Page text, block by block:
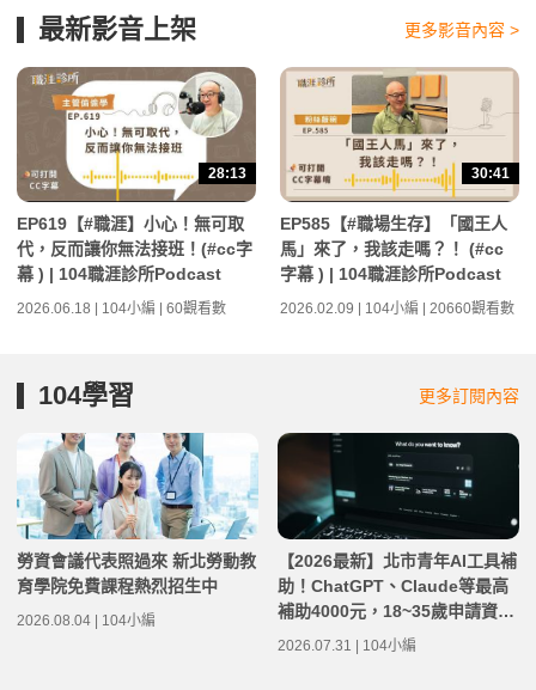
最新影音上架 更多影音內容 >
28:13
EP619【#職涯】小心！無可取
代，反而讓你無法接班！(#cc字
幕 ) | 104職涯診所Podcast
2026.06.18 | 104小編 | 60觀看數
30:41
EP585【#職場生存】「國王人
馬」來了，我該走嗎？！ (#cc
字幕 ) | 104職涯診所Podcast
2026.02.09 | 104小編 | 20660觀看數
104學習 更多訂閱內容
勞資會議代表照過來 新北勞動教
育學院免費課程熱烈招生中
2026.08.04 | 104小編
【2026最新】北市青年AI工具補
助！ChatGPT、Claude等最高
補助4000元，18~35歲申請資格
總整理
2026.07.31 | 104小編